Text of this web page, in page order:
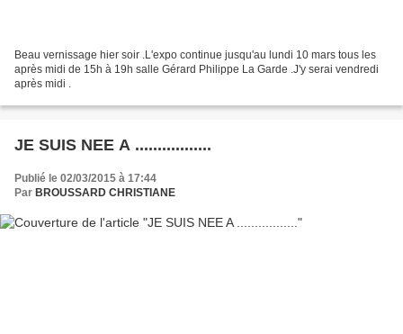
Beau vernissage hier soir .L'expo continue jusqu'au lundi 10 mars tous les
après midi de 15h à 19h salle Gérard Philippe La Garde .J'y serai vendredi
après midi .
JE SUIS NEE A .................
Publié le 02/03/2015 à 17:44
Par BROUSSARD CHRISTIANE